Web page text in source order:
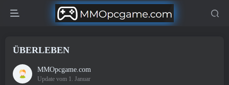
ÜBERLEBEN
MMOpcgame.com
Update vom 1. Januar